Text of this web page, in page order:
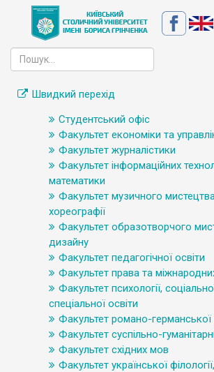
Швидкий перехід
Студентський офіс
Факультет економіки та
Факультет журналістики
Факультет інформаційних
математики
Факультет музичного мистецтва
хореографії
Факультет образотворчого
дизайну
Факультет педагогічної освіти
Факультет права та
Факультет психології,
спеціальної освіти
Факультет романо-германської
Факультет суспільно-
Факультет східних мов
Факультет української